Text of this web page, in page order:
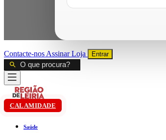
Contacte-nos AssinarLoja Entrar
CALAMIDADE
Saúde